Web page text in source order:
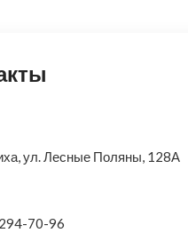
ул. Лесные Поляны, 128А
70-96